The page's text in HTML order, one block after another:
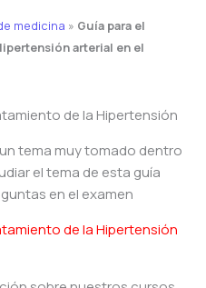
medicina » Guía para el
arterial en el
de la Hipertensión
tema muy tomado dentro
el tema de esta guía
en el examen
de la Hipertensión